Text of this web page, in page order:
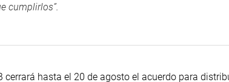
cumplirlos”.
hasta el 20 de agosto el acuerdo para